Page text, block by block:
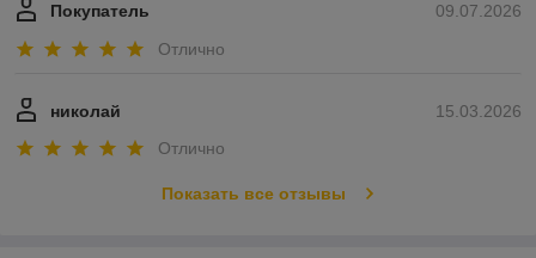
09.07.2026
Покупатель
Отлично
15.03.2026
николай
Отлично
Показать все отзывы